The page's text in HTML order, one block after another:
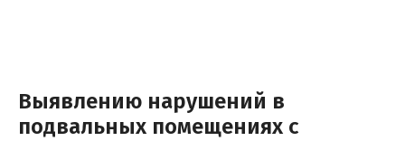
Выявлению нарушений в
подвальных помещениях с